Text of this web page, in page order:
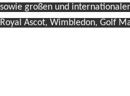
sowie großen und
Royal Ascot, Wimbledon, Golf